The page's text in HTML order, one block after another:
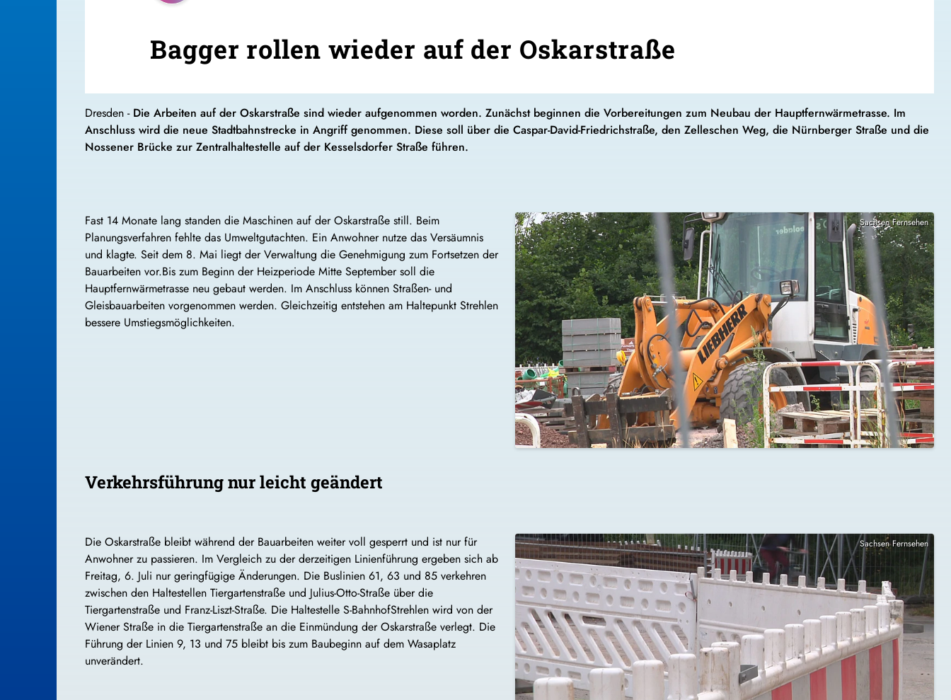
Bagger rollen wieder auf der Oskarstraße
Dresden - Die Arbeiten auf der Oskarstraße sind wieder aufgenommen worden. Zunächst beginnen die Vorbereitungen zum Neubau der Hauptfernwärmetrasse. Im
Anschluss wird die neue Stadtbahnstrecke in Angriff genommen. Diese soll über die Caspar-David-Friedrichstraße, den Zelleschen Weg, die Nürnberger Straße und die
Nossener Brücke zur Zentralhaltestelle auf der Kesselsdorfer Straße führen.
Fast 14 Monate lang standen die Maschinen auf der Oskarstraße still. Beim
Planungsverfahren fehlte das Umweltgutachten. Ein Anwohner nutze das Versäumnis
und klagte. Seit dem 8. Mai liegt der Verwaltung die Genehmigung zum Fortsetzen der
Bauarbeiten vor.Bis zum Beginn der Heizperiode Mitte September soll die
Hauptfernwärmetrasse neu gebaut werden. Im Anschluss können Straßen- und
Gleisbauarbeiten vorgenommen werden. Gleichzeitig entstehen am Haltepunkt Strehlen
bessere Umstiegsmöglichkeiten.
Sachsen Fernsehen
Verkehrsführung nur leicht geändert
Die Oskarstraße bleibt während der Bauarbeiten weiter voll gesperrt und ist nur für
Anwohner zu passieren. Im Vergleich zu der derzeitigen Linienführung ergeben sich ab
Freitag, 6. Juli nur geringfügige Änderungen. Die Buslinien 61, 63 und 85 verkehren
zwischen den Haltestellen Tiergartenstraße und Julius-Otto-Straße über die
Tiergartenstraße und Franz-Liszt-Straße. Die Haltestelle S-BahnhofStrehlen wird von der
Wiener Straße in die Tiergartenstraße an die Einmündung der Oskarstraße verlegt. Die
Führung der Linien 9, 13 und 75 bleibt bis zum Baubeginn auf dem Wasaplatz
unverändert.
Sachsen Fernsehen